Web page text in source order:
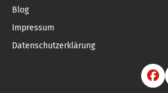
Blog
Impressum
Datenschutzerklärung
